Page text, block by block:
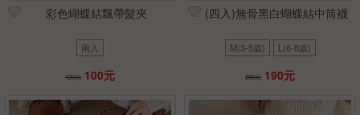
彩色蝴蝶結飄帶髮夾
兩入
120元 100元
(四入)無骨黑白蝴蝶結中筒襪
M(3-5歲) L(6-8歲)
290元 190元